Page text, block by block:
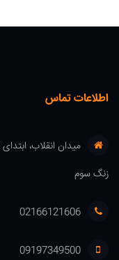
اطلاعات تماس
زنگ سوم
02166121606
09197349500